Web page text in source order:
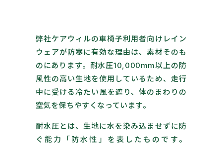
弊社ケアウィルの車椅子利用者向けレイン
ウェアが防寒に有効な理由は、素材そのも
のにあります。耐水圧10,000mm以上の防
風性の高い生地を使用しているため、走行
中に受ける冷たい風を遮り、体のまわりの
空気を保ちやすくなっています。
耐水圧とは、生地に水を染み込ませずに防
ぐ能力「防水性」を表したものです。